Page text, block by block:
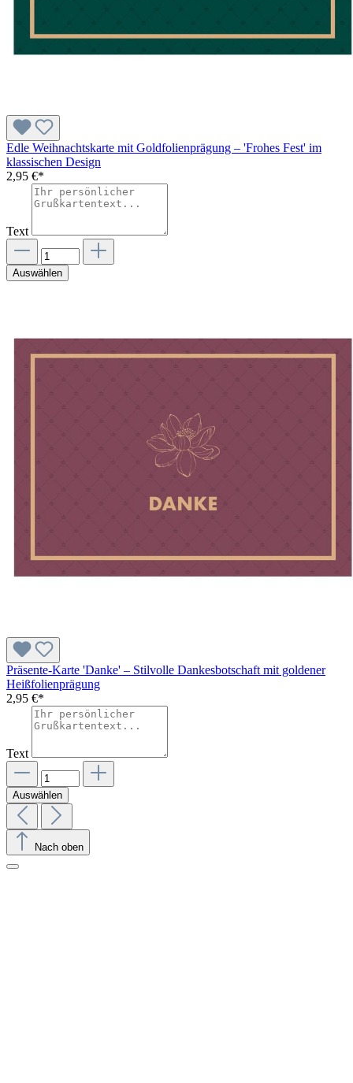
Edle Weihnachtskarte mit Goldfolienprägung – 'Frohes Fest' im
klassischen Design
2,95 €*
Text
Auswählen
Präsente-Karte 'Danke' – Stilvolle Dankesbotschaft mit goldener
Heißfolienprägung
2,95 €*
Text
Auswählen
Nach oben